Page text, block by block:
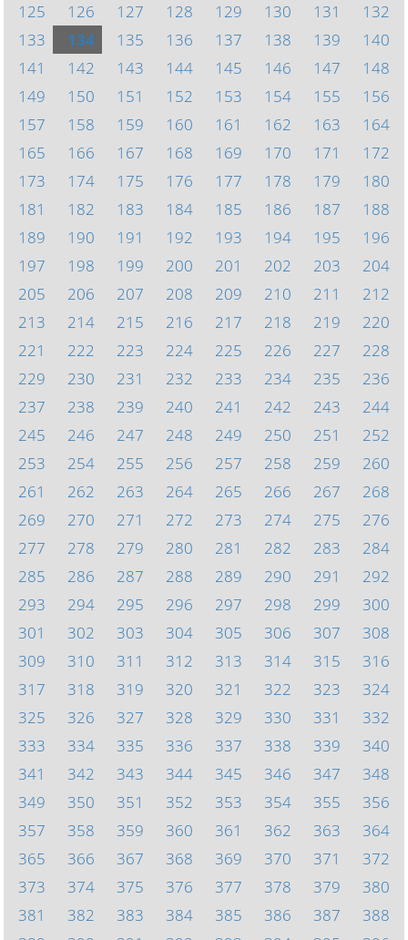
125
126 127 128 129 130 131
132
133
134 135 136 137 138 139
140
141
142 143 144 145 146 147
148
149
150 151 152 153 154 155
156
157
158 159 160 161 162 163
164
165
166 167 168 169 170 171
172
173
174 175 176 177 178 179
180
181
182 183 184 185 186 187
188
189
190 191 192 193 194 195
196
197
198 199 200 201 202 203
204
205
206 207 208 209 210 211
212
213
214 215 216 217 218 219
220
221
222 223 224 225 226 227
228
229
230 231 232 233 234 235
236
237
238 239 240 241 242 243
244
245
246 247 248 249 250 251
252
253
254 255 256 257 258 259
260
261
262 263 264 265 266 267
268
269
270 271 272 273 274 275
276
277
278 279 280 281 282 283
284
285
286 287 288 289 290 291
292
293
294 295 296 297 298 299
300
301
302 303 304 305 306 307
308
309
310 311 312 313 314 315
316
317
318 319 320 321 322 323
324
325
326 327 328 329 330 331
332
333
334 335 336 337 338 339
340
341
342 343 344 345 346 347
348
349
350 351 352 353 354 355
356
357
358 359 360 361 362 363
364
365
366 367 368 369 370 371
372
373
374 375 376 377 378 379
380
381
382 383 384 385 386 387
388